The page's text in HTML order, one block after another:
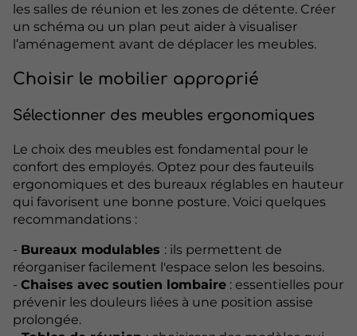
les salles de réunion et les zones de détente. Créer
un schéma ou un plan peut aider à visualiser
l’aménagement avant de déplacer les meubles.
Choisir le mobilier approprié
Sélectionner des meubles ergonomiques
Le choix des meubles est fondamental pour le
confort des employés. Optez pour des fauteuils
ergonomiques et des bureaux réglables en hauteur
qui favorisent une bonne posture. Voici quelques
recommandations :
- Bureaux modulables : ils permettent de
réorganiser facilement l'espace selon les besoins.
- Chaises avec soutien lombaire : essentielles pour
prévenir les douleurs liées à une position assise
prolongée.